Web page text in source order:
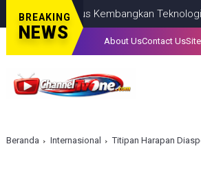
BREAKING
NEWS
BRIN Fokus Kembangkan Teknologi
About UsContact Us
Beranda Internasional Titipan Harapan Diaspora ke Prabowo di